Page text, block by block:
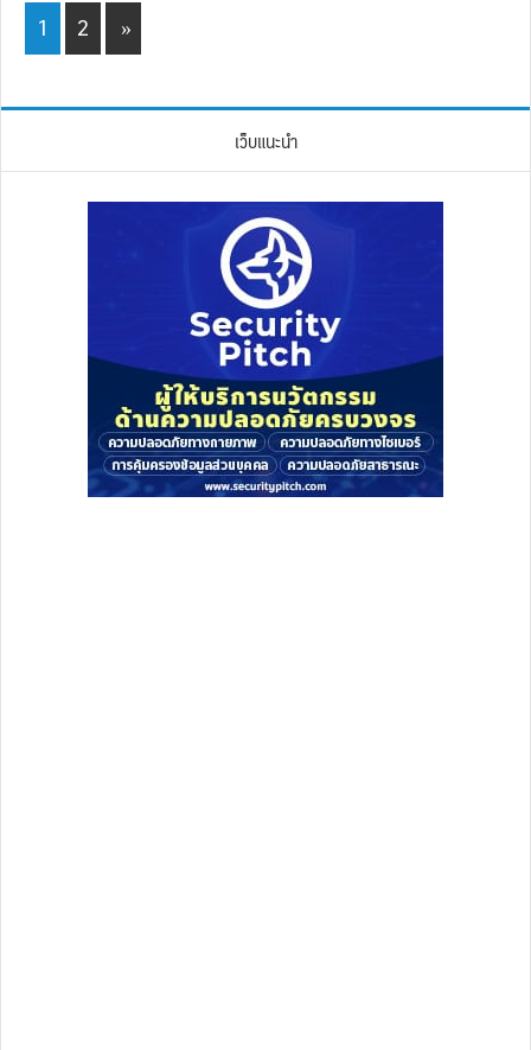
Page
1 Page
2 »
เว็บแนะนำ